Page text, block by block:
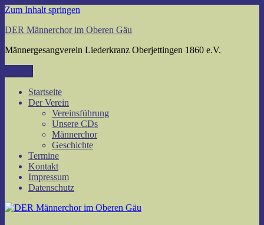
Zum Inhalt springen
DER Männerchor im Oberen Gäu
Männergesangverein Liederkranz Oberjettingen 1860 e.V.
Startseite
Der Verein
Vereinsführung
Unsere CDs
Männerchor
Geschichte
Termine
Kontakt
Impressum
Datenschutz